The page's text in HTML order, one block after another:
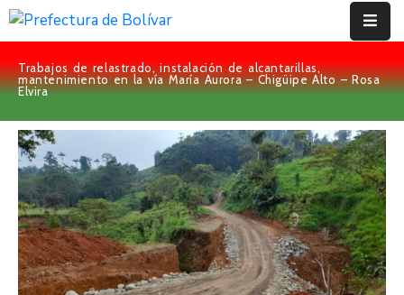
Inicio
Institución
Bolívar
Proyectos
Rendición
De
Cuentas
Trabajos de relastrado, instalación de alcantarillas,
mantenimiento en la vía María Aurora – Chigüipe Alto – Rosa
Elvira